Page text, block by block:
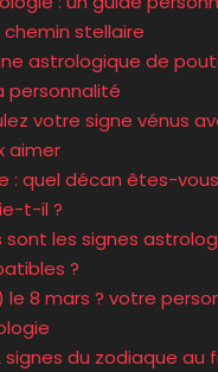
stellaire
astrologique de
personnalité
votre signe vénus
aimer
: quel décan êtes-
t-il ?
sont les signes
?
le 8 mars ? votre
signes du zodiaque au